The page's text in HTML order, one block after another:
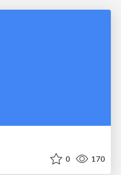
0 170